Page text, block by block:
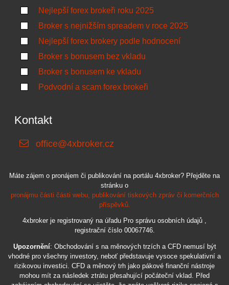
Nejlepší forex brokeři roku 2025
Broker s nejnižším spreadem v roce 2025
Nejlepší forex brokery podle hodnocení
Broker s bonusem bez vkladu
Broker s bonusem ke vkladu
Podvodní a scam forex brokeři
Kontakt
office@4xbroker.cz
Máte zájem o pronájem či publikování na portálu 4xbroker? Přejděte na
stránku o
pronájmu části části webu, publikování tiskových zpráv či komerčních
příspěvků.
4xbroker je registrovaný na úřadu Pro správu osobních údajů ,
registrační číslo 00067746.
Upozornění: Obchodování s na měnových trzích a CFD nemusí být
vhodné pro všechny investory, neboť představuje vysoce spekulativní a
rizikovou investici. CFD a měnový trh jako pákové finanční nástroje
mohou mít za následek ztrátu přesahující počáteční vklad. Před